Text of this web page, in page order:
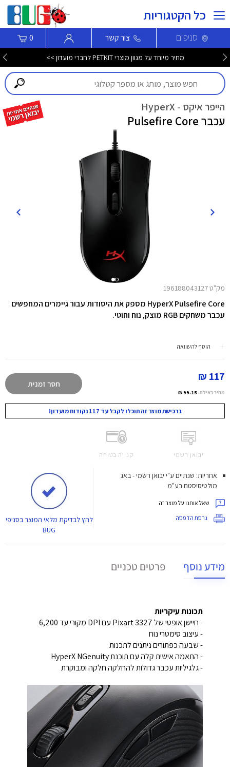
כל הקטגוריות
סניפים צור קשר 0
מחיר מיוחד על מגוון מוצרי PETKIT לחברי מועדון >>
הייפר איקס - HyperX
עכבר Pulsefire Core
מק"ט 196188043127
HyperX Pulsefire Core מספק את היסודות עבור גיימרים המחפשים
עכבר משחקים RGB מוצק, נוח וחוטי.
הוסף להשוואה
117 ₪
מחיר באילת: 99.15 ₪
חסר זמנית
ברכישת מוצר זה תוכלו לקבל עד 117 נקודות מועדון!
יבואן רשמי קנייה בטוחה
אחריות: שנתיים ע"י יבואן רשמי - באג
מולטיסיסטם בע"מ
שאל אותנו על מוצר זה
גרסת הדפסה
לחץלבדיקת מלאי המוצר בסניפי
BUG
מידע נוסף פרטים טכניים
תכונות עיקריות
- חיישן אופטי של Pixart 3327 עם DPI מקורי עד 6,200
- עיצוב סימטרי נוח
- שבעה כפתורים ניתנים לתכנות
- התאמה אישית קלה עם תוכנת HyperX NGenuity
- גלגיליות עכבר גדולות להחלקה חלקה ומבוקרת